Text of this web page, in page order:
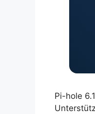
Pi-hole